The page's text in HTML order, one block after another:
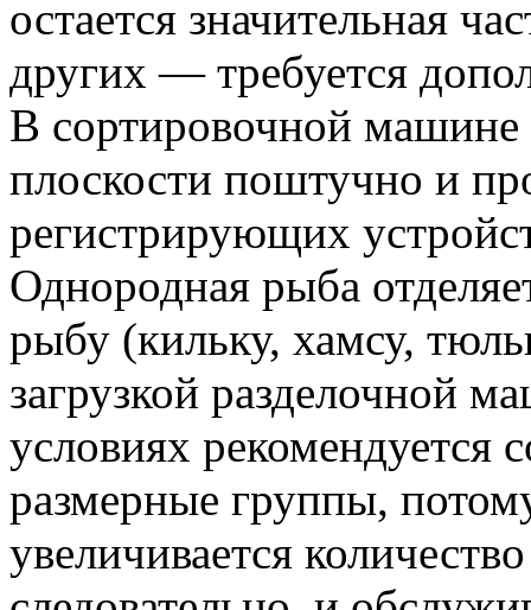
остается значительная
других — требуется
В сортировочной
плоскости поштучно и
регистрирующих
Однородная рыба
рыбу (кильку, хамсу,
загрузкой разделочной
условиях рекомендуется
размерные группы,
увеличивается